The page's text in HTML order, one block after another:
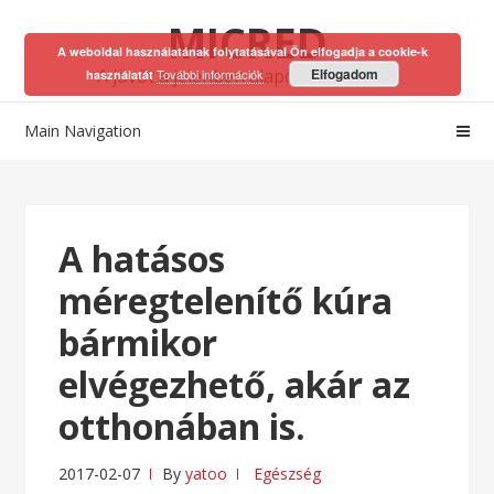
to
navigation
to
content
MICRED
A jövőt a jelenben alapozhatod meg!
Main Navigation
A hatásos
méregtelenítő kúra
bármikor
elvégezhető, akár az
otthonában is.
2017-02-07 Byyatoo Egészség
A weboldal használatának folytatásával Ön elfogadja a cookie-k
használatátTovábbi információk Elfogadom